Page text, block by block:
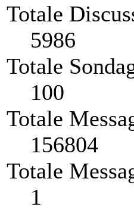
Totale
5986
Totale
100
Totale
156804
Totale
1